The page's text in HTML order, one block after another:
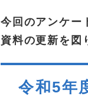
今回のアンケー
資料の更新を図
令和5年